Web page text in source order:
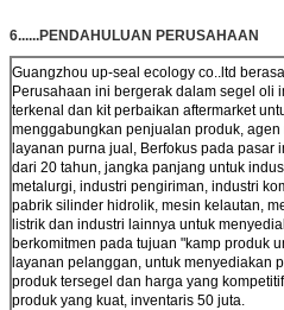
6......PENDAHULUAN PERUSAHAAN
Guangzhou up-seal ecology co..ltd
Perusahaan ini bergerak dalam segel oli
terkenal dan kit perbaikan aftermarket
menggabungkan penjualan produk,
layanan purna jual, Berfokus pada pasar
dari 20 tahun, jangka panjang untuk
metalurgi, industri pengiriman, industri
pabrik silinder hidrolik, mesin kelautan,
listrik dan industri lainnya untuk
berkomitmen pada tujuan "kamp produk
layanan pelanggan, untuk menyediakan
produk tersegel dan harga yang
produk yang kuat, inventaris 50 juta.